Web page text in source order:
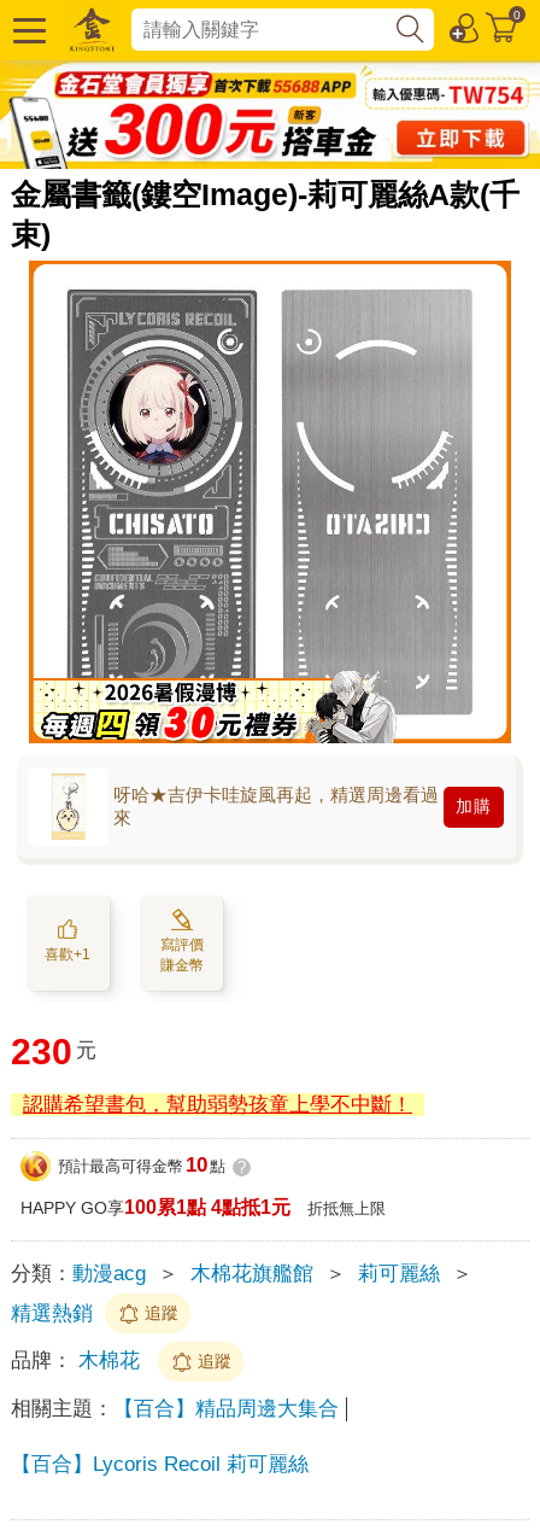
0
金屬書籤(鏤空Image)-莉可麗絲A款(千
束)
呀哈★吉伊卡哇旋風再起，精選周邊看過
來
加購
喜歡+1
寫評價
賺金幣
230 元
認購希望書包，幫助弱勢孩童上學不中斷！
預計最高可得金幣 10點 ?
HAPPY GO享100累1點 4點抵1元 折抵無上限
分類： 動漫acg ＞ 木棉花旗艦館 ＞ 莉可麗絲
＞
精選熱銷
追蹤
品牌： 木棉花 追蹤
相關主題： 【百合】精品周邊大集合
【百合】Lycoris Recoil 莉可麗絲